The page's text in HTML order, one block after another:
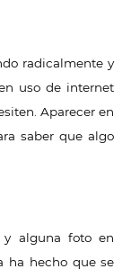
radicalmente y
uso de internet
Aparecer en
saber que algo
y alguna foto en
ha hecho que se